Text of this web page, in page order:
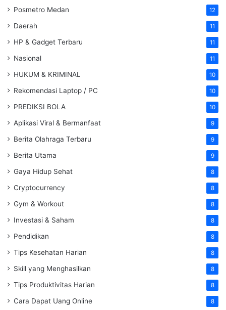
Posmetro Medan 12
Daerah 11
HP & Gadget Terbaru 11
Nasional 11
HUKUM & KRIMINAL 10
Rekomendasi Laptop / PC 10
PREDIKSI BOLA 10
Aplikasi Viral & Bermanfaat 9
Berita Olahraga Terbaru 9
Berita Utama 9
Gaya Hidup Sehat 8
Cryptocurrency 8
Gym & Workout 8
Investasi & Saham 8
Pendidikan 8
Tips Kesehatan Harian 8
Skill yang Menghasilkan 8
Tips Produktivitas Harian 8
Cara Dapat Uang Online 8